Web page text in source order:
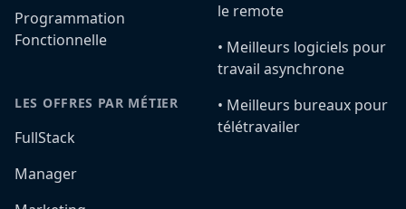
Programmation
Fonctionnelle
LES OFFRES PAR MÉTIER
FullStack
Manager
le remote
•️ Meilleurs logiciels pour
travail asynchrone
•️ Meilleurs bureaux pour
télétravailer